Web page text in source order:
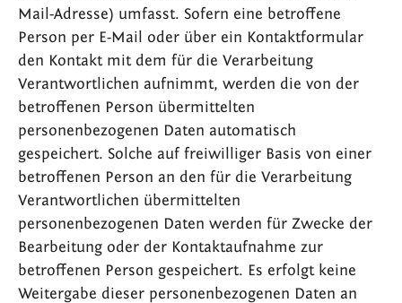
Mail-Adresse) umfasst. Sofern eine betroffene
Person per E-Mail oder über ein Kontaktformular
den Kontakt mit dem für die Verarbeitung
Verantwortlichen aufnimmt, werden die von der
betroffenen Person übermittelten
personenbezogenen Daten automatisch
gespeichert. Solche auf freiwilliger Basis von einer
betroffenen Person an den für die Verarbeitung
Verantwortlichen übermittelten
personenbezogenen Daten werden für Zwecke der
Bearbeitung oder der Kontaktaufnahme zur
betroffenen Person gespeichert. Es erfolgt keine
Weitergabe dieser personenbezogenen Daten an